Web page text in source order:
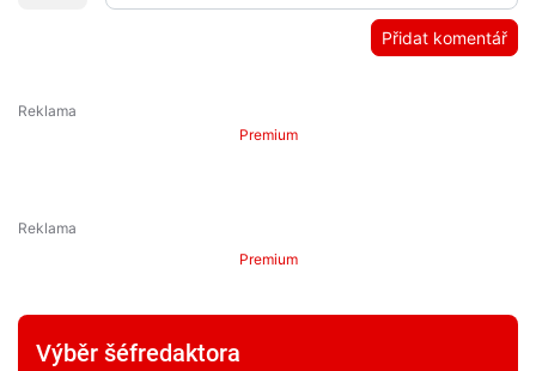
Přidat komentář
Premium
Premium
Výběr šéfredaktora